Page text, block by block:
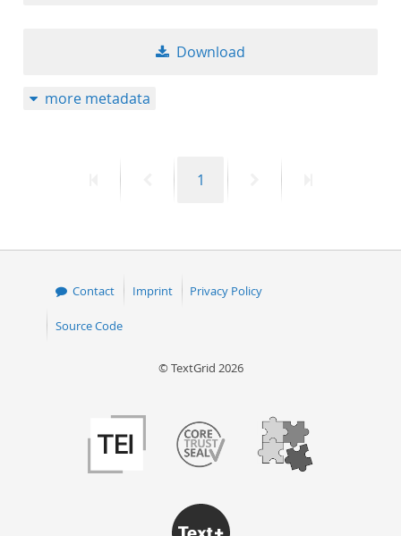
Download
more metadata
PreviousPage
1
Contact Imprint Privacy Policy
Source Code
© TextGrid 2026